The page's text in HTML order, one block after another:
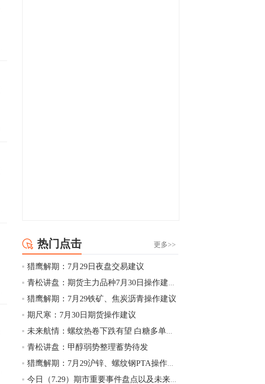
幅扩大至4.4%。
10:43
【行情】芝加哥11月大豆期货跌0.4%，12
月玉米期货跌1%。
10:43
【行情】油脂油料期货表现抢眼，豆二期
2.5%，棕榈油涨近2%，菜粕涨1.54%。
10:17
更多>>
热门点击
猎鹰解期：7月29日夜盘交易建议
青松讲盘：期货主力品种7月30日操作建议【积极备战】
猎鹰解期：7月29铁矿、焦炭沥青操作建议
期尺寒：7月30日期货操作建议
未来航情：螺纹热卷下跌有望 白糖多单对冲
青松讲盘：甲醇弱势整理蓄势待发
猎鹰解期：7月29沪锌、螺纹钢PTA操作建议
今日（7.29）期市重要事件盘点以及未来事件提醒